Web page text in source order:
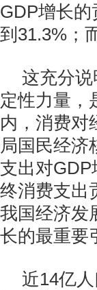
GDP增长
到31.3%；
这充分
定性力量，
内，消费对
局国民经济
支出对
终消费支出
我国经济发
长的最重要
近14亿